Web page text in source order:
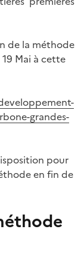
de la méthode
Mai à cette
grandes-
pour
en fin de